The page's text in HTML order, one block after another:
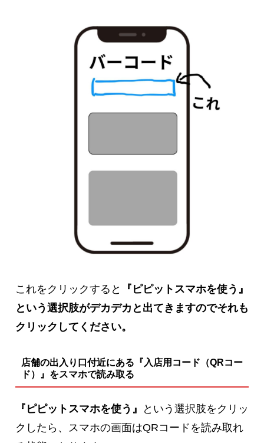
これをクリックすると
『ピピットスマホを使う』
という選択肢がデカデカと出てきますのでそれも
クリックしてください。
店舗の出入り口付近にある『入店用コード（QRコー
ド）』をスマホで読み取る
『ピピットスマホを使う』
という選択肢をクリッ
クしたら、スマホの画面はQRコードを読み取れ